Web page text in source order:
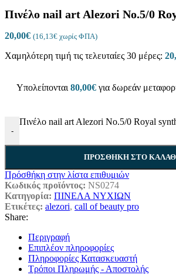
Πινέλο nail art Alezori No.5/0
20,00€ (16,13€ χωρίς ΦΠΑ)
Χαμηλότερη τιμή τις τελευταίες 30 μέρες:
Υπολείπονται 80,00€ για δωρεάν
-
Πινέλο nail art Alezori No.5/0 Royal
ΠΡΟΣΘΉΚΗ ΣΤΟ
Πρόσθήκη στην λίστα επιθυμιών
Κωδικός προϊόντος: NS0274
Κατηγορία: ΠΙΝΕΛΑ ΝΥΧΙΩΝ
Ετικέτες: alezori, call of beauty pro
Share:
Περιγραφή
Επιπλέον πληροφορίες
Πληροφορίες Κατασκευαστή
Τρόποι Πληρωμής - Αποστολής